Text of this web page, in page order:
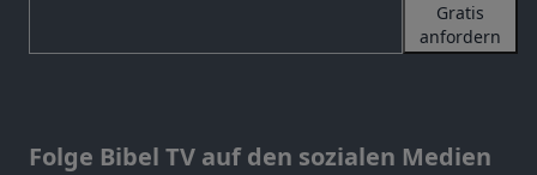
Gratis
anfordern
Folge Bibel TV auf den sozialen Medien